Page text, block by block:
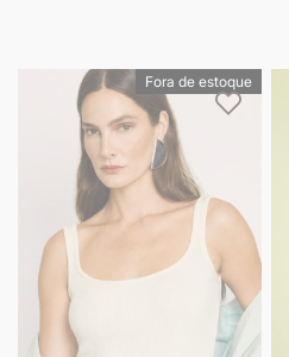
Fora de estoque